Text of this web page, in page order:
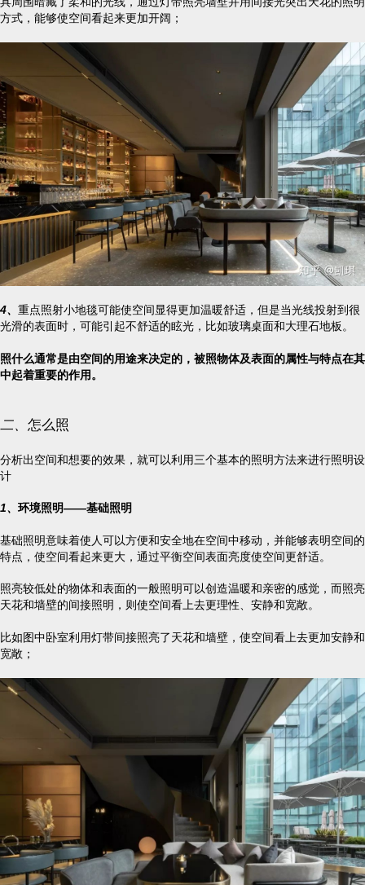
方式，能够使空间看起来更加开阔；
4、 重点照射小地毯可能使空间显得更加温暖舒适，但是当光线投射到很
光滑的表面时，可能引起不舒适的眩光，比如玻璃桌面和大理石地板。
照什么通常是由空间的用途来决定的，被照物体及表面的属性与特点在其
中起着重要的作用。
二、 怎么照
分析出空间和想要的效果，就可以利用三个基本的照明方法来进行照明设
计
1、 环境照明——基础照明
基础照明意味着使人可以方便和安全地在空间中移动，并能够表明空间的
特点，使空间看起来更大，通过平衡空间表面亮度使空间更舒适。
照亮较低处的物体和表面的一般照明可以创造温暖和亲密的感觉，而照亮
天花和墙壁的间接照明，则使空间看上去更理性、安静和宽敞。
比如图中卧室利用灯带间接照亮了天花和墙壁，使空间看上去更加安静和
宽敞；